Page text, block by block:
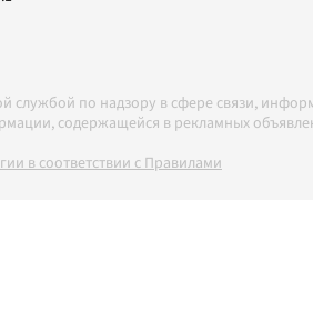
по надзору в сфере связи,
содержащейся в рекламных
в соответствии с Правилами